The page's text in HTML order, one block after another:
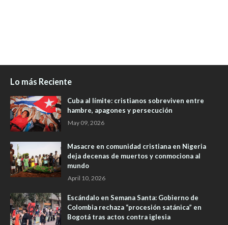
Lo más Reciente
Cuba al límite: cristianos sobreviven entre
hambre, apagones y persecución
May 09, 2026
Masacre en comunidad cristiana en Nigeria
deja decenas de muertos y conmociona al
mundo
April 10, 2026
Escándalo en Semana Santa: Gobierno de
Colombia rechaza “procesión satánica” en
Bogotá tras actos contra iglesia